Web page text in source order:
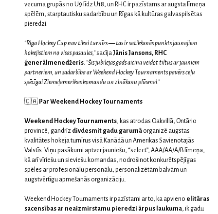
vecuma grupās no U9 līdz U18, un RHC ir pazīstams ar augsta līmeņa
spēlēm, starptautisku sadarbību un Rīgas kā kultūras galvaspilsētas
pieredzi.
“Riga Hockey Cup nav tikai turnīrs — tas ir satikšanās punkts jaunajiem
hokejistiem no visas pasaules,”sacīja Jānis Jansons, RHC
ģenerālmenedžeris “Šis jubilejas gads aicina veidot tiltus ar jauniem
partneriem, un sadarbība ar Weekend Hockey Tournaments pavērs ceļu
spēcīgai Ziemeļamerikas komandu un zināšanu plūsmai.”
🇨🇦 Par Weekend Hockey Tournaments
Weekend Hockey Tournaments, kas atrodas Oakvillā, Ontārio
provincē, gandrīz divdesmit gadu garumā organizē augstas
kvalitātes hokeja turnīrus visā Kanādā un Amerikas Savienotajās
Valstīs. Viņu pasākumi aptver jauniešu, “select”, AAA/AA/A/B līmeņa,
kā arī vīriešu un sieviešu komandas, nodrošinot konkurētspējīgas
spēles ar profesionālu personālu, personalizētām balvām un
augstvērtīgu apmešanās organizāciju.
Weekend Hockey Tournaments ir pazīstami ar to, ka apvieno elitāras
sacensības ar neaizmirstamu pieredzi ārpus laukuma, ik gadu